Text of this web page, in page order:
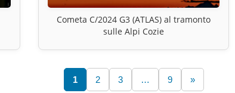
Cometa C/2024 G3 (ATLAS) al tramonto
sulle Alpi Cozie
1 2 3 … 9 »